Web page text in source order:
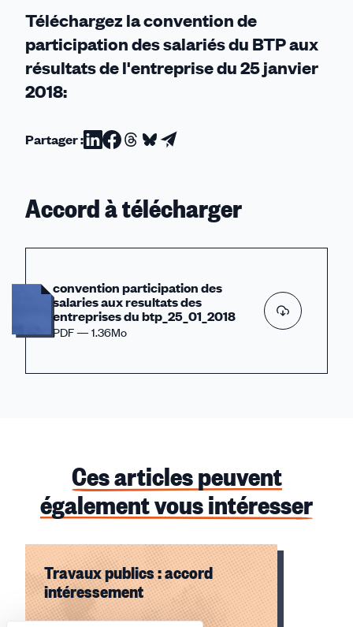
Téléchargez la convention de
participation des salariés du BTP aux
résultats de l'entreprise du 25 janvier
2018:
Partager :Partager
Linkedin
Partager
Facebook
Partager
Threads
Partager
Bluesky
Partager
email
Accord à télécharger
convention participation des
salaries aux resultats des
entreprises du btp_25_01_2018
PDF — 1.36Mo
Ces articles peuvent
également vous intéresser
Travaux publics : accord
intéressement